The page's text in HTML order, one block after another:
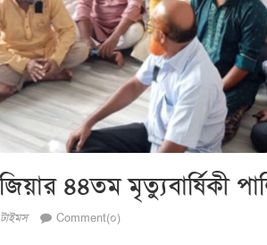
৪৪তম মৃত্যুবার্ষিকী
Comment(০)